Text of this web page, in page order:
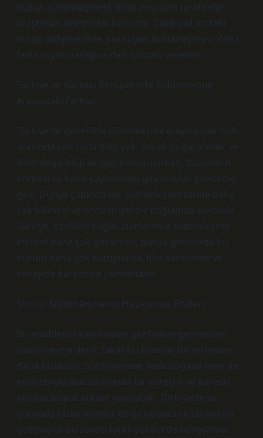
buzun süblimleşmesi, bilim insanları tarafından
araştırılan önemli bir konudur. Çünkü Mars’taki
kutup bölgelerinde, sıvı suyun buharlaşması, daha
fazla suyun varlığına dair ipuçları verebilir.
Türkiye ve Küresel Perspektifte Süblimleşme
Arasındaki Farklar
Türkiye’de genellikle süblimleşme olayına dair halk
arasında çok fazla bilgi yok, ancak doğal afetler ve
iklim değişikliği ile ilgili konuşulurken, buzulların
erimesi ve karın kaybolması gibi olaylar gündeme
gelir. Dünya çapında ise, süblimleşme terimi daha
çok bilimsel ve endüstriyel bir bağlamda kullanılır.
Türkiye, özellikle dağlık alanlarında süblimleşme
etkisini daha çok görürken, dünya genelinde bu
durum daha çok kutuplarda, film setlerinde ve
sanayide karşımıza çıkmaktadır.
Sonuç: Süblimleşmenin Hayatımıza Etkileri
Bir maddenin katı halden gaz haline geçmesine
süblimleşme denir, fakat bu bilimsel bir terimden
daha fazlasıdır. Süblimleşme, hem doğada hem de
endüstriyel alanda önemli bir süreçtir ve küresel
ölçekte büyük etkiler yaratabilir. Türkiye’de ve
dünyada farklı iklimler, doğa olayları ve teknolojik
gelişmeler, bu süreci farklı şekillerde deneyimler.